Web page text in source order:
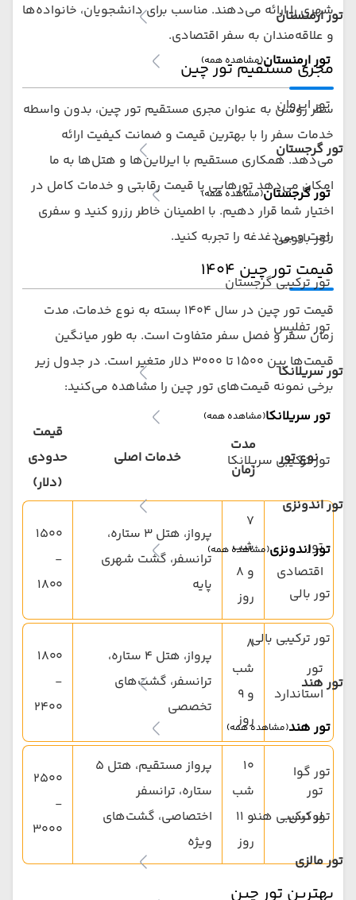
تور ارمنستان
تور ارمنستان(مشاهده همه)
تور ایروان
تور گرجستان
تور گرجستان(مشاهده همه)
تور باتومی
تور ترکیبی گرجستان
تور تفلیس
تور سریلانکا
تور سریلانکا(مشاهده همه)
تور ترکیبی سریلانکا
تور اندونزی
تور اندونزی(مشاهده همه)
تور بالی
تور ترکیبی بالی
تور هند
تور هند(مشاهده همه)
تور گوا
تور ترکیبی هند
تور مالزی
شهری را ارائه می‌دهند. مناسب برای دانشجویان، خانواده‌ها
و علاقه‌مندان به سفر اقتصادی.
مجری مستقیم تور چین
سفر روشن به عنوان مجری مستقیم تور چین، بدون واسطه
خدمات سفر را با بهترین قیمت و ضمانت کیفیت ارائه
می‌دهد. همکاری مستقیم با ایرلاین‌ها و هتل‌ها به ما
امکان می‌دهد تورهایی با قیمت رقابتی و خدمات کامل در
اختیار شما قرار دهیم. با اطمینان خاطر رزرو کنید و سفری
راحت و بی‌دغدغه را تجربه کنید.
قیمت تور چین ۱۴۰۴
قیمت تور چین در سال ۱۴۰۴ بسته به نوع خدمات، مدت
زمان سفر و فصل سفر متفاوت است. به طور میانگین
قیمت‌ها بین ۱۵۰۰ تا ۳۰۰۰ دلار متغیر است. در جدول زیر
برخی نمونه قیمت‌های تور چین را مشاهده می‌کنید:
نوع تور
مدت
زمان
خدمات اصلی
قیمت
حدودی
(دلار)
تور
اقتصادی
۷
شب
و ۸
روز
پرواز، هتل ۳ ستاره،
ترانسفر، گشت شهری
پایه
۱۵۰۰
-
۱۸۰۰
تور
استاندارد
۸
شب
و ۹
روز
پرواز، هتل ۴ ستاره،
ترانسفر، گشت‌های
تخصصی
۱۸۰۰
-
۲۴۰۰
تور
لوکس
۱۰
شب
و ۱۱
روز
پرواز مستقیم، هتل ۵
ستاره، ترانسفر
اختصاصی، گشت‌های
ویژه
۲۵۰۰
-
۳۰۰۰
بهترین تور چین